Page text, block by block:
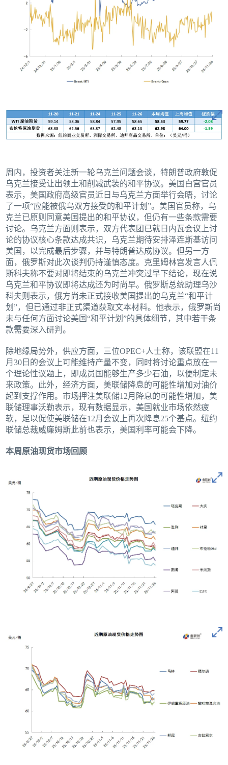
周内，投资者关注新一轮乌克兰问题会谈，特朗普政府敦促
乌克兰接受让出领土和削减武装的和平协议。美国白宫官员
表示，美国政府高级官员近日与乌克兰方面举行会晤，讨论
了一项“应能被俄乌双方接受的和平计划”。美国官员称，乌
克兰已原则同意美国提出的和平协议，但仍有一些条款需要
讨论。乌克兰方面则表示，双方代表团已就日内瓦会议上讨
论的协议核心条款达成共识，乌克兰期待安排泽连斯基访问
美国，以完成最后步骤，并与特朗普达成协议。但另一方
面，俄罗斯对此次谈判仍持谨慎态度。克里姆林宫发言人佩
斯科夫称不要对即将结束的乌克兰冲突过早下结论，现在说
乌克兰和平协议即将达成还为时尚早。俄罗斯总统助理乌沙
科夫则表示，俄方尚未正式接收美国提出的乌克兰“和平计
划”，但已通过非正式渠道获取文本材料。他表示，俄罗斯尚
未与任何方面讨论美国“和平计划”的具体细节，其中若干条
款需要深入研判。
除地缘局势外，供应方面，三位OPEC+人士称，该联盟在11
月30日的会议上可能维持产量不变，同时将讨论重点放在一
个理论性议题上，即成员国能够生产多少石油，以便制定未
来政策。此外，经济方面，美联储降息的可能性增加对油价
起到支撑作用。市场押注美联储12月降息的可能性增加，美
联储理事沃勒表示，现有数据显示，美国就业市场依然疲
软，足以促使美联储在12月会议上再次降息25个基点。纽约
联储总裁威廉姆斯此前也表示，美国利率可能会下降。
本周原油现货市场回顾